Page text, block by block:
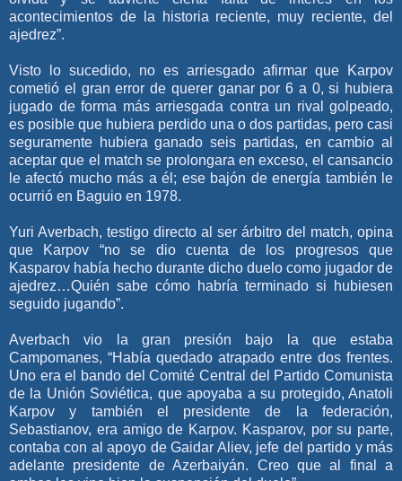
acontecimientos de la historia reciente, muy reciente, del
ajedrez”.
Visto lo sucedido, no es arriesgado afirmar que Karpov
cometió el gran error de querer ganar por 6 a 0, si hubiera
jugado de forma más arriesgada contra un rival golpeado,
es posible que hubiera perdido una o dos partidas, pero casi
seguramente hubiera ganado seis partidas, en cambio al
aceptar que el match se prolongara en exceso, el cansancio
le afectó mucho más a él; ese bajón de energía también le
ocurrió en Baguio en 1978.
Yuri Averbach, testigo directo al ser árbitro del match, opina
que Karpov “no se dio cuenta de los progresos que
Kasparov había hecho durante dicho duelo como jugador de
ajedrez…Quién sabe cómo habría terminado si hubiesen
seguido jugando”.
Averbach vio la gran presión bajo la que estaba
Campomanes, “Había quedado atrapado entre dos frentes.
Uno era el bando del Comité Central del Partido Comunista
de la Unión Soviética, que apoyaba a su protegido, Anatoli
Karpov y también el presidente de la federación,
Sebastianov, era amigo de Karpov. Kasparov, por su parte,
contaba con al apoyo de Gaidar Aliev, jefe del partido y más
adelante presidente de Azerbaiyán. Creo que al final a